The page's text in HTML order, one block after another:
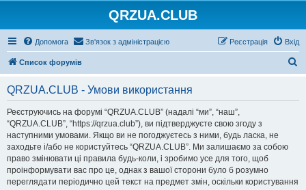
QRZUA.CLUB
Допомога Зв'язок з адміністрацією Вхід
Реєстрація
Список форумів
QRZUA.CLUB - Умови використання
Реєструючись на форумі “QRZUA.CLUB” (надалі “ми”, “наш”,
“QRZUA.CLUB”, “https://qrzua.club”), ви підтверджуєте свою згоду з
наступними умовами. Якщо ви не погоджуєтесь з ними, будь ласка, не
заходьте і/або не користуйтесь “QRZUA.CLUB”. Ми залишаємо за собою
право змінювати ці правила будь-коли, і зробимо усе для того, щоб
проінформувати вас про це, однак з вашої сторони було б розумно
переглядати періодично цей текст на предмет змін, оскільки користування